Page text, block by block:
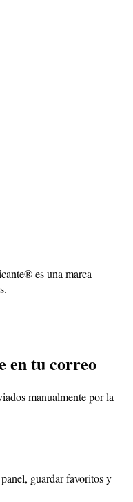
es una marca
en tu correo
manualmente por la
guardar favoritos y